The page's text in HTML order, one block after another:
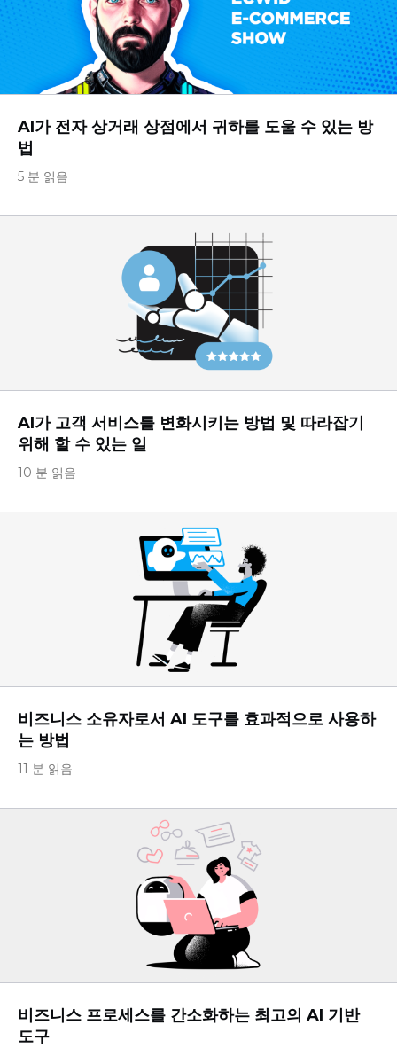
AI가 전자 상거래 상점에서 귀하를 도울 수 있는 방
법
5 분 읽음
AI가 고객 서비스를 변화시키는 방법 및 따라잡기
위해 할 수 있는 일
10 분 읽음
비즈니스 소유자로서 AI 도구를 효과적으로 사용하
는 방법
11 분 읽음
비즈니스 프로세스를 간소화하는 최고의 AI 기반
도구